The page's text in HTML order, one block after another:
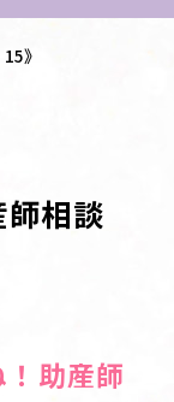
》
相談
助産師